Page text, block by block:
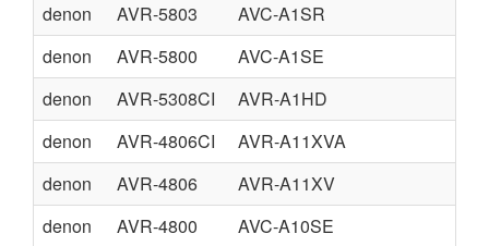
denon
AVR-5803
AVC-A1SR
denon
AVR-5800
AVC-A1SE
denon
AVR-5308CI
AVR-A1HD
denon
AVR-4806CI
AVR-A11XVA
denon
AVR-4806
AVR-A11XV
denon
AVR-4800
AVC-A10SE